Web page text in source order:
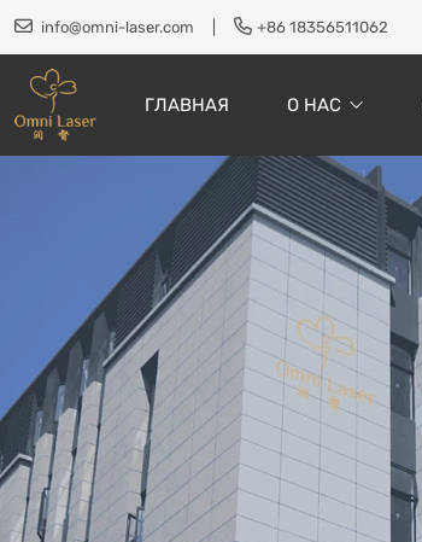
info@omni-laser.com +86 18356511062
ГЛАВНАЯ О НАС